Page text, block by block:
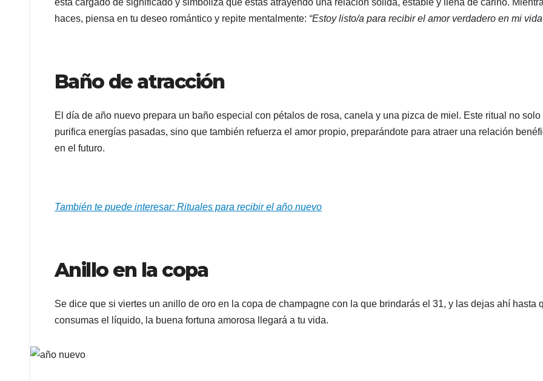
haces, piensa en tu deseo romántico y repite mentalmente: “Estoy listo/a para recibir el amor verdadero en mi
Baño de atracción
El día de año nuevo prepara un baño especial con pétalos de rosa, canela y una pizca de miel. Este ritual no solo
purifica energías pasadas, sino que también refuerza el amor propio, preparándote para atraer una relación
en el futuro.
También te puede interesar: Rituales para recibir el año nuevo
Anillo en la copa
Se dice que si viertes un anillo de oro en la copa de champagne con la que brindarás el 31, y las dejas ahí hasta
consumas el líquido, la buena fortuna amorosa llegará a tu vida.